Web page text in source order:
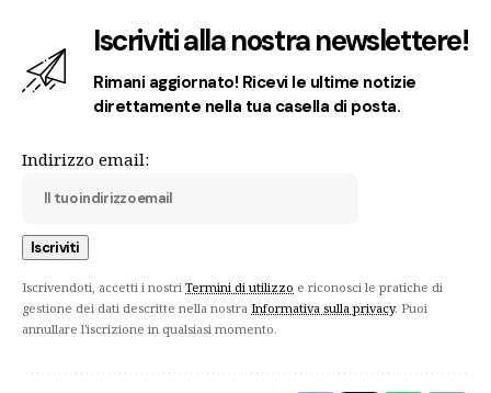
Iscriviti alla nostra newslettere!
Rimani aggiornato! Ricevi le ultime notizie
direttamente nella tua casella di posta.
Indirizzo email:
Iscrivendoti, accetti i nostri Termini di utilizzo e riconosci le pratiche di
gestione dei dati descritte nella nostra Informativa sulla privacy. Puoi
annullare l'iscrizione in qualsiasi momento.